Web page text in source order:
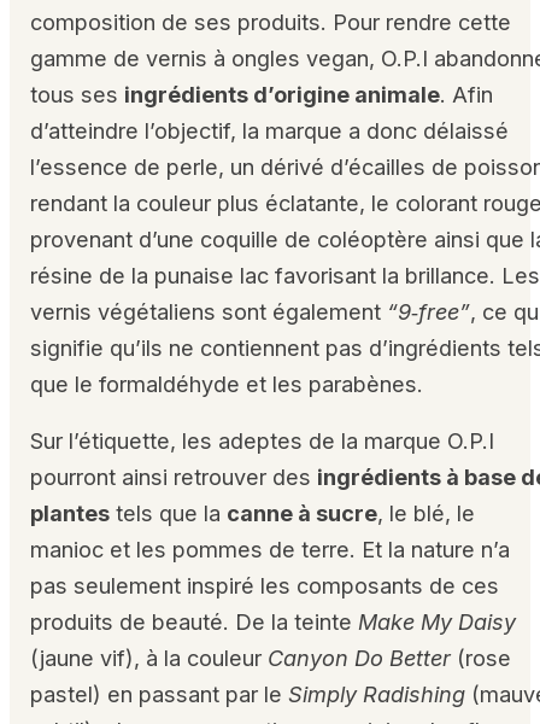
composition de ses produits. Pour rendre cette
gamme de vernis à ongles vegan, O.P.I
tous ses ingrédients d’origine animale. Afin
d’atteindre l’objectif, la marque a donc délaissé
l’essence de perle, un dérivé d’écailles de
rendant la couleur plus éclatante, le colorant
provenant d’une coquille de coléoptère ainsi que
résine de la punaise lac favorisant la brillance. Les
vernis végétaliens sont également “9‑free”, ce
signifie qu’ils ne contiennent pas d’ingrédients
que le formaldéhyde et les parabènes.
Sur l’étiquette, les adeptes de la marque O.P.I
pourront ainsi retrouver des ingrédients à base
plantes tels que la canne à sucre, le blé, le
manioc et les pommes de terre. Et la nature n’a
pas seulement inspiré les composants de ces
produits de beauté. De la teinte Make My Daisy
(jaune vif), à la couleur Canyon Do Better(rose
pastel) en passant par leSimply Radishing